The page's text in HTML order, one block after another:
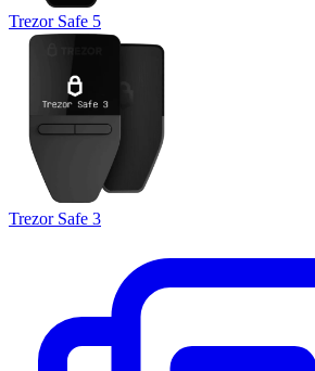
Trezor Safe 5
Trezor Safe 3